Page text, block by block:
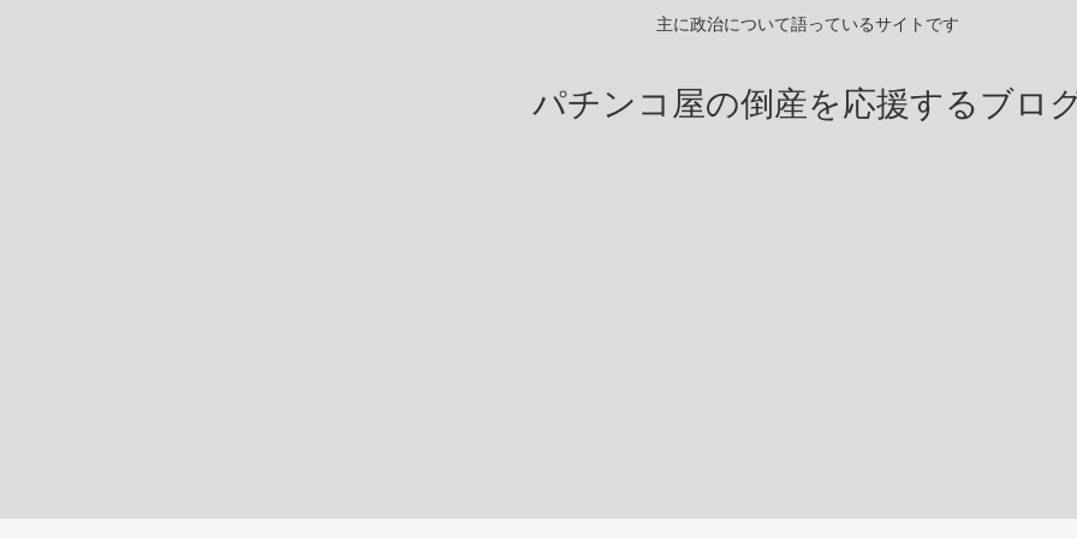
主に政治について語っているサイトです
パチンコ屋の倒産を応援するブロ